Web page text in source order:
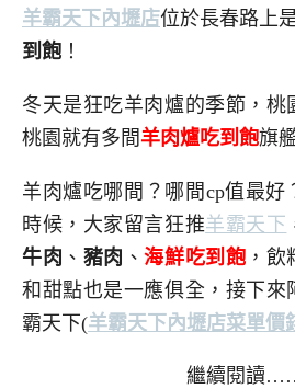
羊霸天下內壢店位於長春路上
到飽 ！
冬天是狂吃羊肉爐的季節，桃
桃園就有多間羊肉爐吃到飽旗
羊肉爐吃哪間？哪間cp值最好
時候，大家留言狂推羊霸天下
牛肉 、 豬肉 、海鮮吃到飽 ，
和甜點也是一應俱全，接下來
霸天下(羊霸天下內壢店菜單價
繼續閱讀